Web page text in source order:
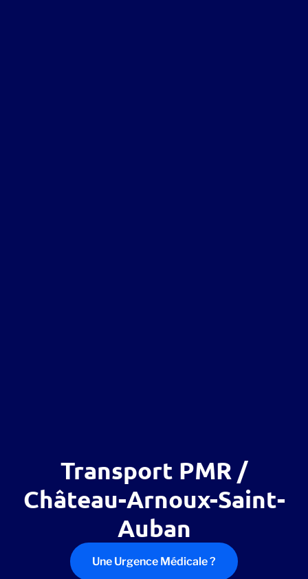
Transport PMR /
Château-Arnoux-Saint-
Auban
Une Urgence Médicale ?